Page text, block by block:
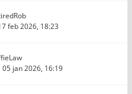
feb 2026, 18:23
05 jan 2026, 16:19